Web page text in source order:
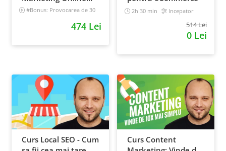
pentru antreprenori
#Bonus: Provocarea de 30
474 Lei
2h 30 min Incepator
514 Lei
0 Lei
Curs Local SEO - Cum
Curs Content